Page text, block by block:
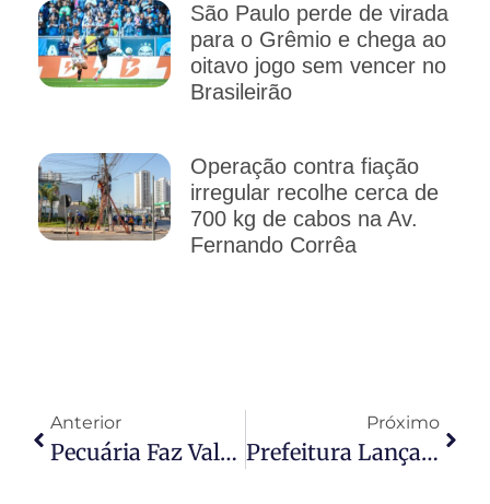
São Paulo perde de virada
para o Grêmio e chega ao
oitavo jogo sem vencer no
Brasileirão
Operação contra fiação
irregular recolhe cerca de
700 kg de cabos na Av.
Fernando Corrêa
Anterior
Pecuária Faz Valor Bruto Da Produção Agropecuária Somar R$ 1,4 Trilhão
Próximo
Prefeitura Lança Programa “Acelera VG Água” Para Ouvir População